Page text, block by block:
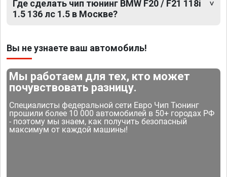
Где сделать чип тюнинг BMW F20 / F21 118i
1.5 136 лс 1.5 в Москве?
Вы не узнаете ваш автомобиль!
Мы работаем для тех, кто может
почувствовать разницу.
Специалисты федеральной сети Евро Чип Тюнинг
прошили более 10 000 автомобилей в 50+ городах РФ
- поэтому мы знаем, как получить безопасный
максимум от каждой машины!